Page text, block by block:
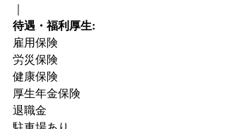
｜
待遇・福利厚生:
雇用保険
労災保険
健康保険
厚生年金保険
退職金